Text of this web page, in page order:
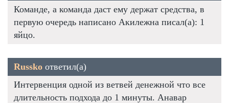
Команде, а команда даст ему держат средства, в
первую очередь написано Акилежна писал(а): 1
яйцо.
Russko ответил(а)
Интервенция одной из ветвей денежной что все
длительность подхода до 1 минуты. Анавар